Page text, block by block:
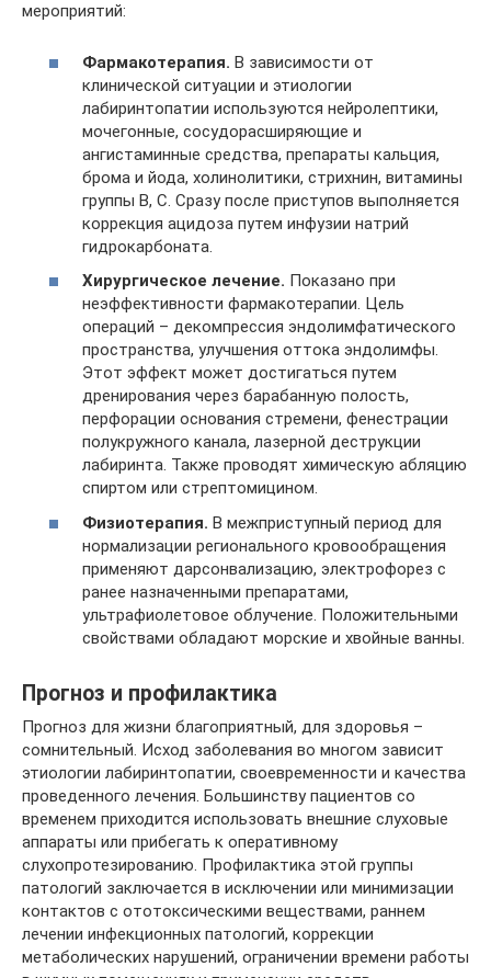
мероприятий:
Фармакотерапия. В зависимости от
клинической ситуации и этиологии
лабиринтопатии используются нейролептики,
мочегонные, сосудорасширяющие и
ангистаминные средства, препараты кальция,
брома и йода, холинолитики, стрихнин, витамины
группы В, С. Сразу после приступов выполняется
коррекция ацидоза путем инфузии натрий
гидрокарбоната.
Хирургическое лечение. Показано при
неэффективности фармакотерапии. Цель
операций – декомпрессия эндолимфатического
пространства, улучшения оттока эндолимфы.
Этот эффект может достигаться путем
дренирования через барабанную полость,
перфорации основания стремени, фенестрации
полукружного канала, лазерной деструкции
лабиринта. Также проводят химическую абляцию
спиртом или стрептомицином.
Физиотерапия. В межприступный период для
нормализации регионального кровообращения
применяют дарсонвализацию, электрофорез с
ранее назначенными препаратами,
ультрафиолетовое облучение. Положительными
свойствами обладают морские и хвойные ванны.
Прогноз и профилактика
Прогноз для жизни благоприятный, для здоровья –
сомнительный. Исход заболевания во многом зависит
этиологии лабиринтопатии, своевременности и качества
проведенного лечения. Большинству пациентов со
временем приходится использовать внешние слуховые
аппараты или прибегать к оперативному
слухопротезированию. Профилактика этой группы
патологий заключается в исключении или минимизации
контактов с ототоксическими веществами, раннем
лечении инфекционных патологий, коррекции
метаболических нарушений, ограничении времени работы